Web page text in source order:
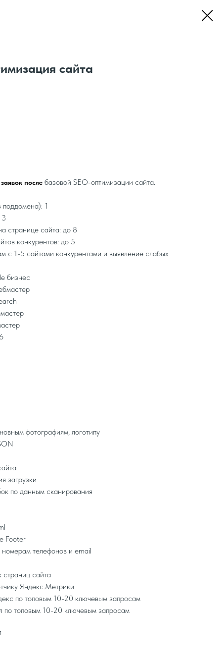
сайта
после базовой SEO-оптимизации сайта.
поддомена): 1
3
странице сайта: до 8
конкурентов: до 5
с 1-5 сайтами конкурентами и выявление слабых
бизнес
фотографиям, логотипу
загрузки
по данным сканирования
Footer
телефонов и email
сайта
Яндекс.Метрики
по топовым 10-20 ключевым запросам
по топовым 10-20 ключевым запросам